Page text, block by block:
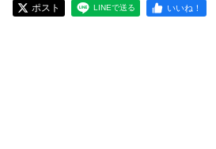
ポスト LINEで送る いいね！